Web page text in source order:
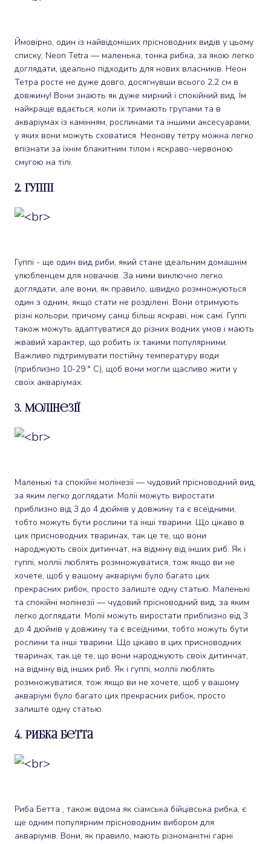
Ймовірно, один із найвідоміших прісноводних видів у цьому
списку, Neon Tetra — маленька, тонка рибка, за якою легко
доглядати, ідеально підходить для нових власників. Неон
Тетра росте не дуже довго, досягнувши всього 2,2 см в
довжину! Вони знають як дуже мирний і спокійний вид. Їм
найкраще вдається, коли їх тримають групами та в
акваріумах із камінням, рослинами та іншими аксесуарами,
у яких вони можуть сховатися. Неонову тетру можна легко
впізнати за їхнім блакитним тілом і яскраво-червоною
смугою на тілі.
2. Гуппі
Гуппі - ще один вид риби, який стане ідеальним домашнім
улюбленцем для новачків. За ними виключно легко
доглядати, але вони, як правило, швидко розмножуються
один з одним, якщо стати не розділені. Вони отримують
різні кольори, причому самці більш яскраві, ніж самі. Гуппі
також можуть адаптуватися до різних водних умов і мають
жвавий характер, що робить їх такими популярними.
Важливо підтримувати постійну температуру води
(приблизно 10-29 ° C), щоб вони могли щасливо жити у
своїх акваріумах.
3. Молінезії
Маленькі та спокійні молінезії — чудовий прісноводний вид,
за яким легко доглядати. Молії можуть виростати
приблизно від 3 до 4 дюймів у довжину та є всеїдними,
тобто можуть бути рослини та інші тварини. Що цікаво в
цих присноводних тваринах, так це те, що вони
народжують своїх дитинчат, на відміну від інших риб. Як і
гуппі, моллії люблять розмножуватися, тож якщо ви не
хочете, щоб у вашому акваріумі було багато цих
прекрасних рибок, просто залиште одну статью. Маленькі
та спокійні молінезії — чудовий прісноводний вид, за яким
легко доглядати. Молії можуть виростати приблизно від 3
до 4 дюймів у довжину та є всеїдними, тобто можуть бути
рослини та інші тварини. Що цікаво в цих присноводних
тваринах, так це те, що вони народжують своїх дитинчат,
на відміну від інших риб. Як і гуппі, моллії люблять
розмножуватися, тож якщо ви не хочете, щоб у вашому
акваріумі було багато цих прекрасних рибок, просто
залиште одну статью.
4. Рибка Бетта
Риба Бетта , також відома як сіамська бійцівська рибка, є
ще одним популярним прісноводним вибором для
акваріумів. Вони, як правило, мають різноманітні гарні